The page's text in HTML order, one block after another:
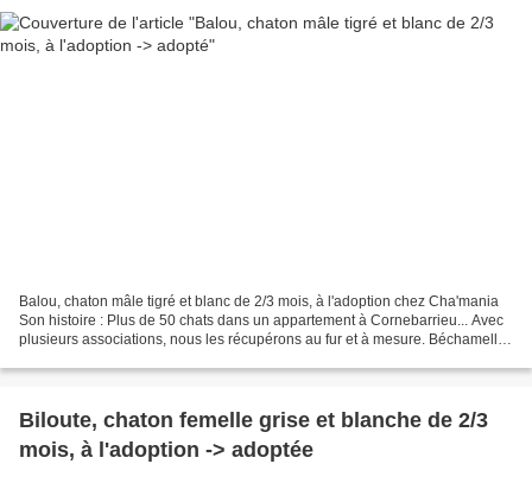
Balou, chaton mâle tigré et blanc de 2/3 mois, à l'adoption chez Cha'mania
Son histoire : Plus de 50 chats dans un appartement à Cornebarrieu... Avec
plusieurs associations, nous les récupérons au fur et à mesure. Béchamelle
Biloute, chaton femelle grise et blanche de 2/3
mois, à l'adoption -> adoptée